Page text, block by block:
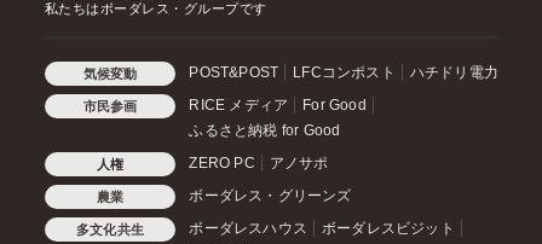
私たちはボーダレス・グループです
気候変動 POST&POST LFCコンポスト ハチドリ電力
市民参画 RICE メディア
For Good
ふるさと納税 for Good
人権 ZERO PC アノサポ
農業 ボーダレス・グリーンズ
多文化共生 ボーダレスハウス
ボーダレスビジット